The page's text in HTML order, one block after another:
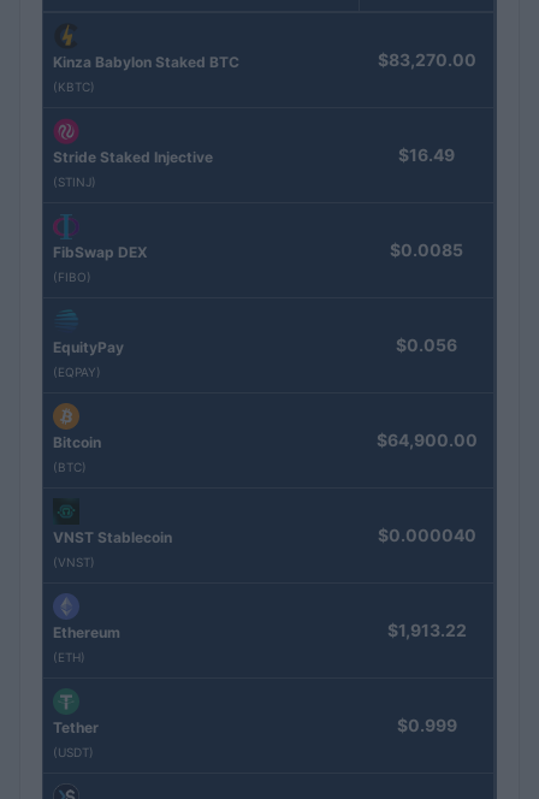
Kinza Babylon Staked BTC
(KBTC)
$83,270.00
Stride Staked Injective
(STINJ)
$16.49
FibSwap DEX
(FIBO)
$0.0085
EquityPay
(EQPAY)
$0.056
Bitcoin
(BTC)
$64,900.00
VNST Stablecoin
(VNST)
$0.000040
Ethereum
(ETH)
$1,913.22
Tether
(USDT)
$0.999